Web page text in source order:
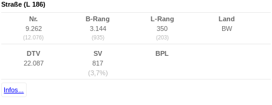
Straße (L 186)
Nr.
9.262
(12.076)
B-Rang
3.144
(935)
L-Rang
350
(203)
Land
BW
DTV
22.087
SV
817
(3,7%)
BPL
Infos...